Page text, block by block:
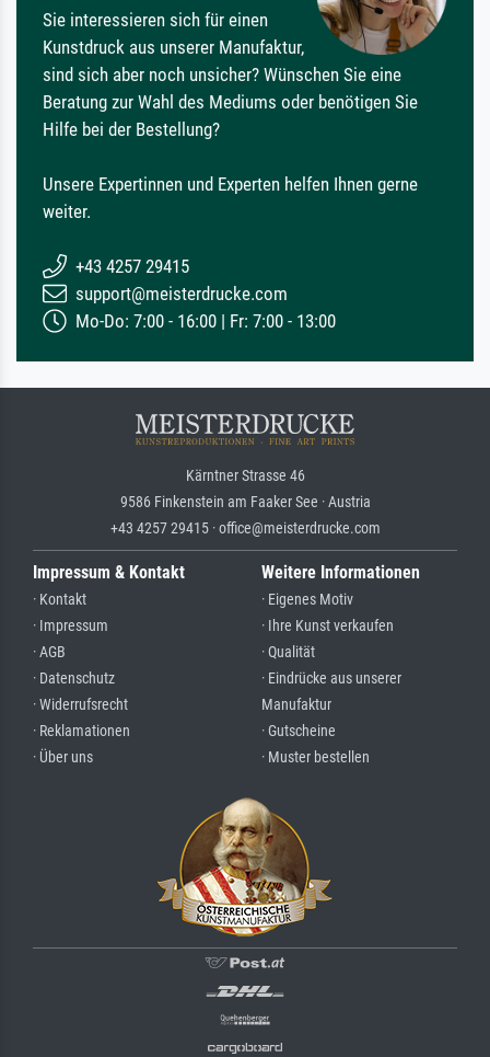
Sie interessieren sich für einen
Kunstdruck aus unserer Manufaktur,
sind sich aber noch unsicher? Wünschen Sie eine
Beratung zur Wahl des Mediums oder benötigen Sie
Hilfe bei der Bestellung?
Unsere Expertinnen und Experten helfen Ihnen gerne
weiter.
+43 4257 29415
support@meisterdrucke.com
Mo-Do: 7:00 - 16:00 | Fr: 7:00 - 13:00
Kärntner Strasse 46
9586 Finkenstein am Faaker See · Austria
+43 4257 29415 · office@meisterdrucke.com
Impressum & Kontakt
· Kontakt
· Impressum
· AGB
· Datenschutz
· Widerrufsrecht
· Reklamationen
· Über uns
Weitere Informationen
· Eigenes Motiv
· Ihre Kunst verkaufen
· Qualität
· Eindrücke aus unserer
Manufaktur
· Gutscheine
· Muster bestellen